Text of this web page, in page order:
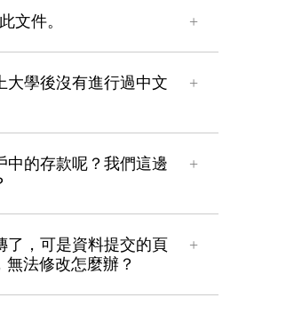
文件。
大學後沒有進行過中文
中的存款呢？我們這邊
了，可是資料提交的頁
法修改怎麼辦？